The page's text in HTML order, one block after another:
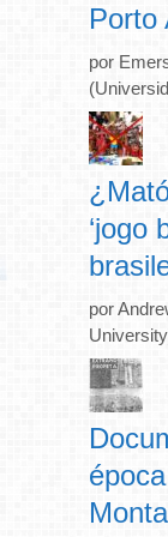
Porto
por
‘jogo
por